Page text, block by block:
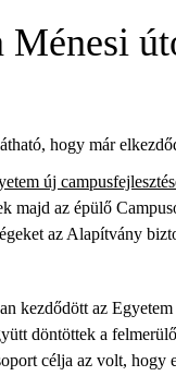
hogy már
új
majd az épülő
az Alapítvány
kezdődött az
döntöttek a
célja az volt,